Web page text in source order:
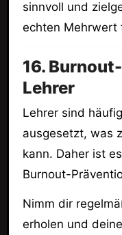
sinnvoll und
echten Mehrwert
16.
Lehrer
Lehrer sind
ausgesetzt, was
kann. Daher ist
Burnout-
Nimm dir
erholen und